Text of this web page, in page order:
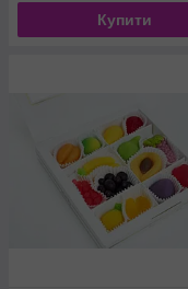
Купити